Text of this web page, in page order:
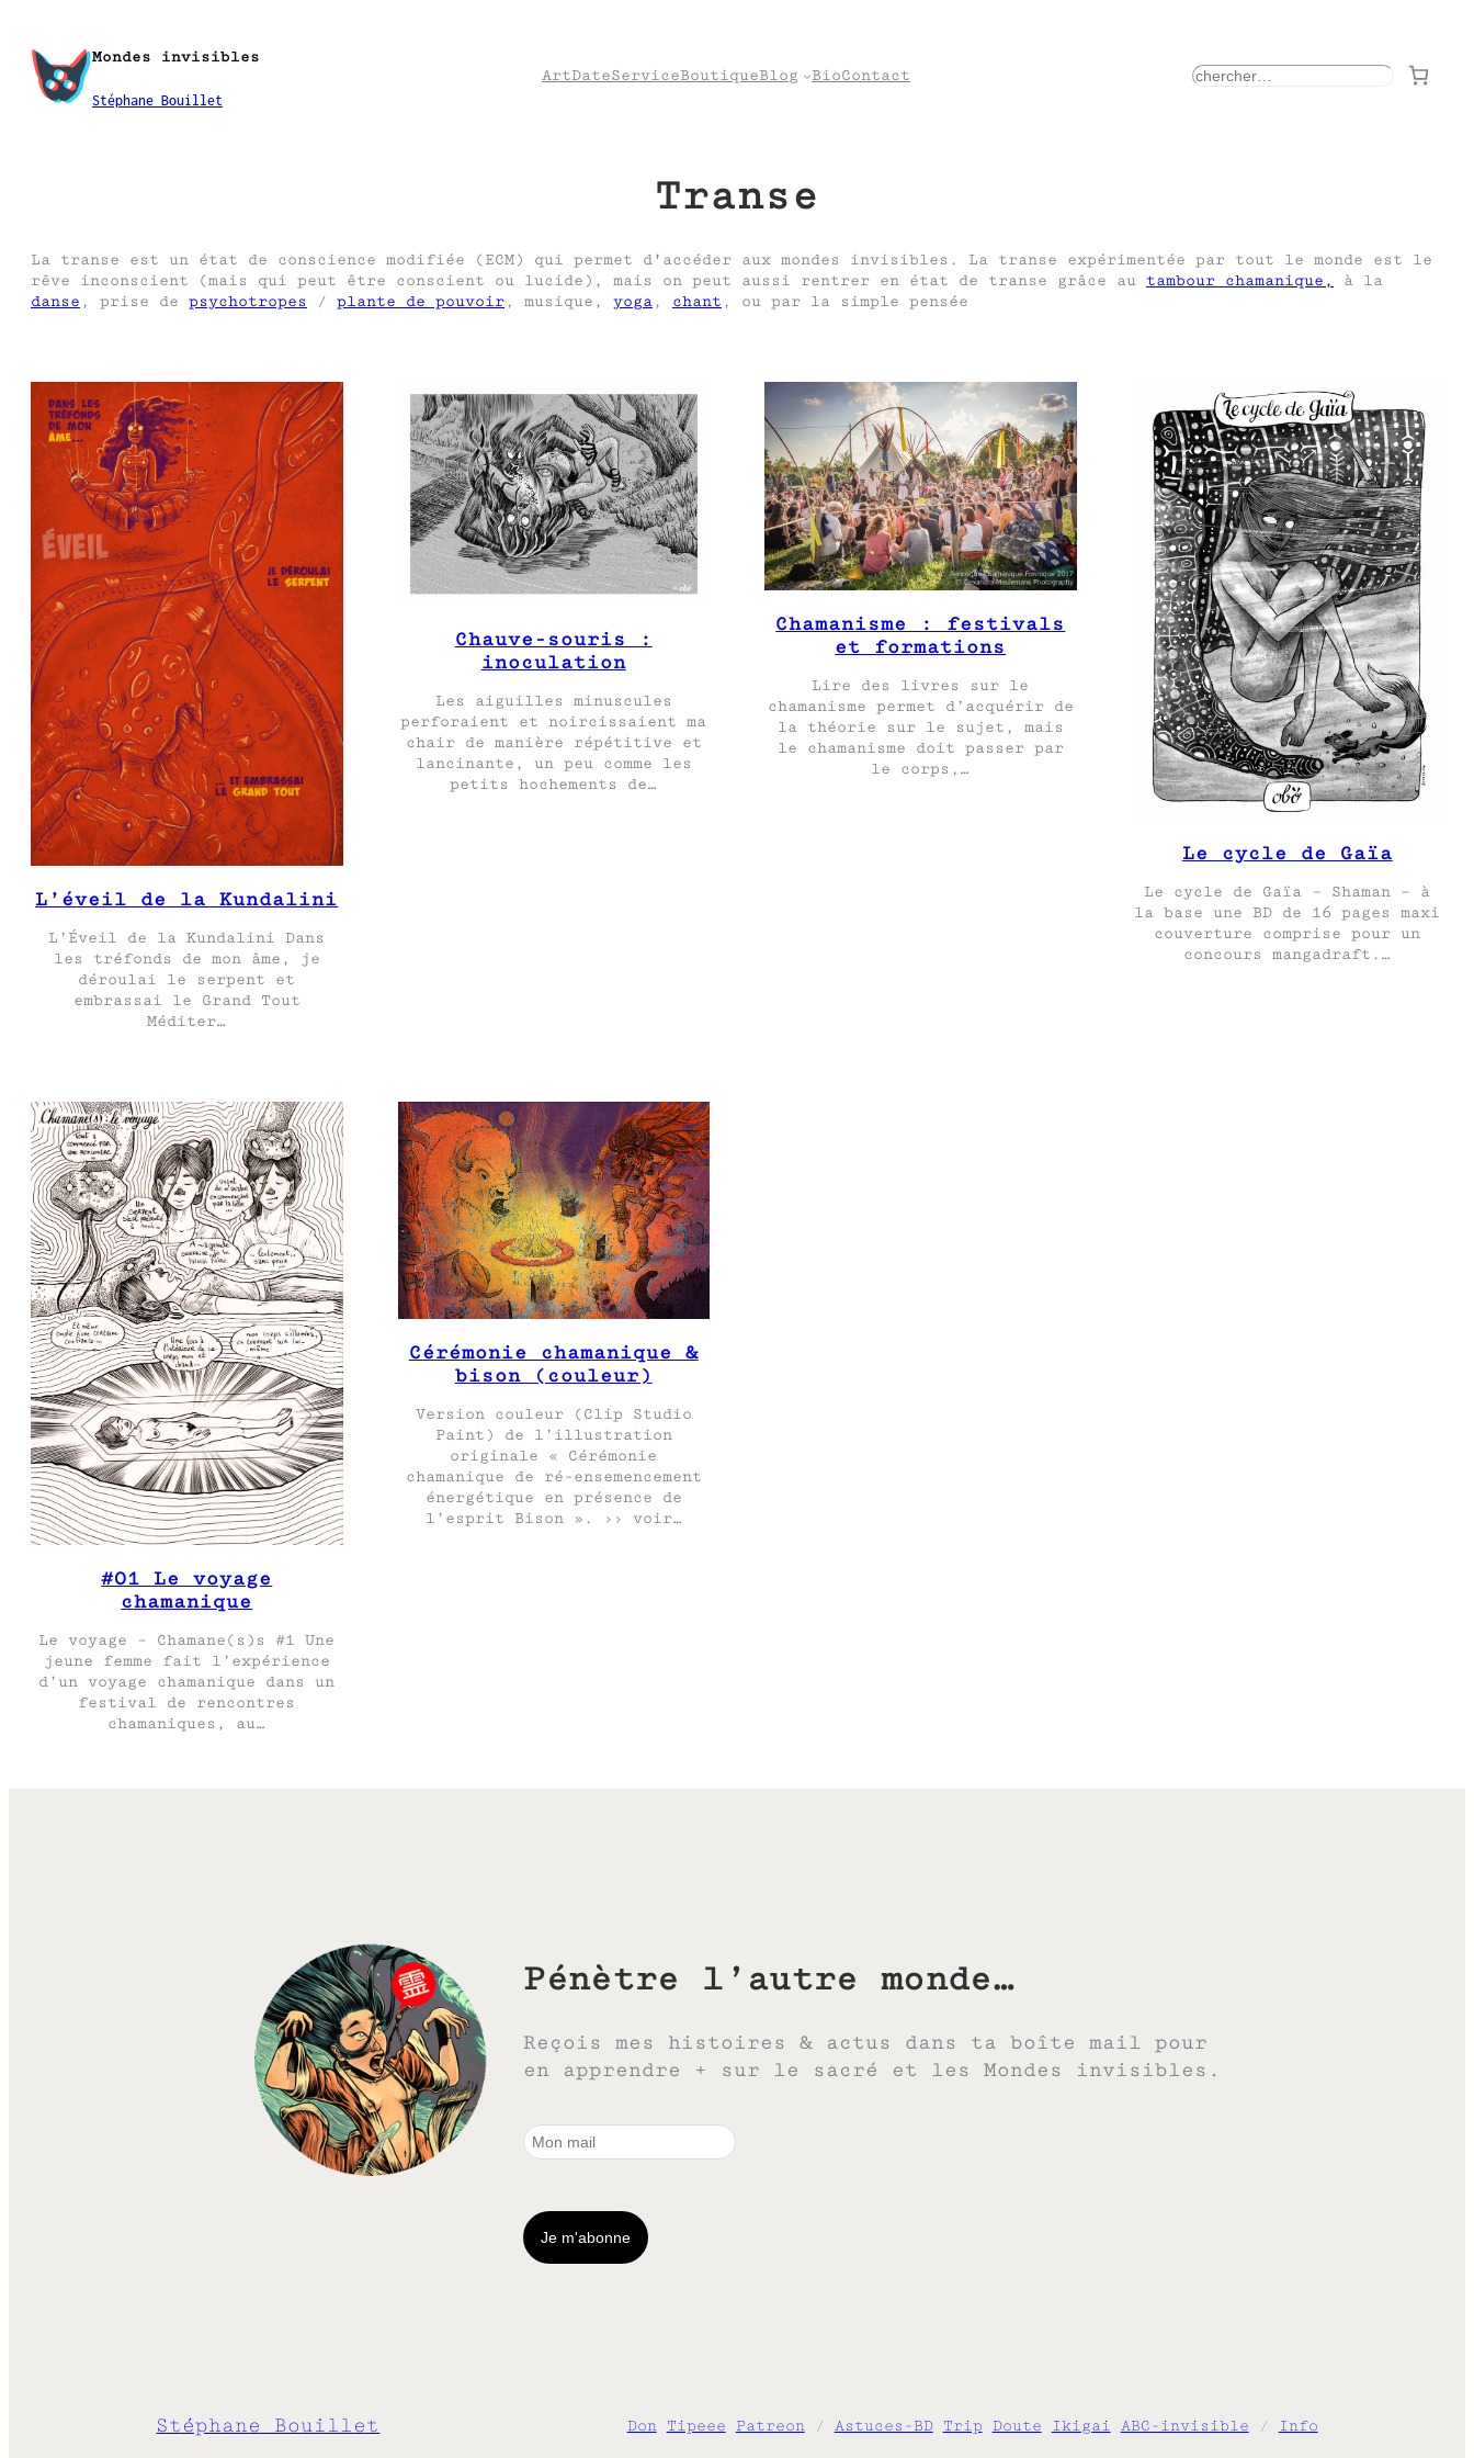
contenu
Mondes invisibles
Stéphane Bouillet
ArtDateServiceBoutiqueBlog BioContact rechercher
Transe
La transe est un état de conscience modifiée (ECM) qui permet d'accéder aux mondes invisibles. La transe expérimentée par tout le monde est le
rêve inconscient (mais qui peut être conscient ou lucide), mais on peut aussi rentrer en état de transe grâce au tambour chamanique,
à la
danse , prise de psychotropes / plante de pouvoir, musique, yoga, chant , ou par la simple pensée
L’éveil de la Kundalini
L’Éveil de la Kundalini Dans
les tréfonds de mon âme, je
déroulai le serpent et
embrassai le Grand Tout
Méditer…
Chauve-souris :
inoculation
Les aiguilles minuscules
perforaient et noircissaient ma
chair de manière répétitive et
lancinante, un peu comme les
petits hochements de…
Chamanisme : festivals
et formations
Lire des livres sur le
chamanisme permet d’acquérir de
la théorie sur le sujet, mais
le chamanisme doit passer par
le corps,…
Le cycle de Gaïa
Le cycle de Gaïa – Shaman – à
la base une BD de 16 pages maxi
couverture comprise pour un
concours mangadraft.…
#01 Le voyage
chamanique
Le voyage – Chamane(s)s #1 Une
jeune femme fait l’expérience
d’un voyage chamanique dans un
festival de rencontres
chamaniques, au…
Cérémonie chamanique &
bison (couleur)
Version couleur (Clip Studio
Paint) de l’illustration
originale « Cérémonie
chamanique de ré-ensemencement
énergétique en présence de
l’esprit Bison ». ›› voir…
Pénètre l’autre monde…
Reçois mes histoires & actus dans ta boîte mail pour
en apprendre + sur le sacré et les Mondes invisibles.
Stéphane Bouillet Don Tipeee Patreon/ Astuces-BD Trip Doute Ikigai ABC-invisible / Info